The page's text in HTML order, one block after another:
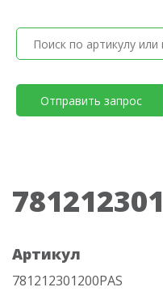
Отправить запрос
Артикул
781212301200PAS